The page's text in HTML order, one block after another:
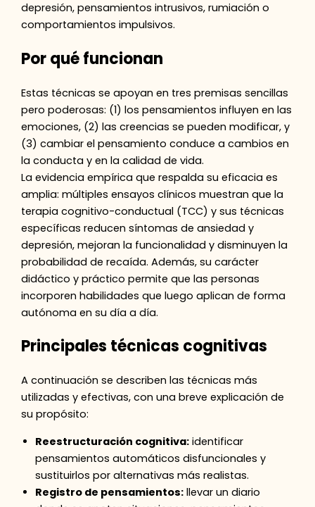
depresión, pensamientos intrusivos, rumiación o
comportamientos impulsivos.
Por qué funcionan
Estas técnicas se apoyan en tres premisas sencillas
pero poderosas: (1) los pensamientos influyen en las
emociones, (2) las creencias se pueden modificar, y
(3) cambiar el pensamiento conduce a cambios en
la conducta y en la calidad de vida.
La evidencia empírica que respalda su eficacia es
amplia: múltiples ensayos clínicos muestran que la
terapia cognitivo-conductual (TCC) y sus técnicas
específicas reducen síntomas de ansiedad y
depresión, mejoran la funcionalidad y disminuyen la
probabilidad de recaída. Además, su carácter
didáctico y práctico permite que las personas
incorporen habilidades que luego aplican de forma
autónoma en su día a día.
Principales técnicas cognitivas
A continuación se describen las técnicas más
utilizadas y efectivas, con una breve explicación de
su propósito:
Reestructuración cognitiva: identificar
pensamientos automáticos disfuncionales y
sustituirlos por alternativas más realistas.
Registro de pensamientos: llevar un diario